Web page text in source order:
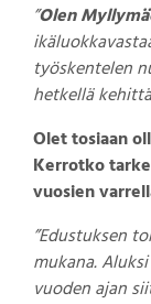
”Olen
työskentelen
hetkellä
Olet tosiaan
Kerrotko
vuosien
”Edustuksen
mukana.
vuoden ajan